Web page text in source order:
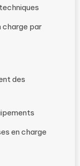
charge par
des
en charge